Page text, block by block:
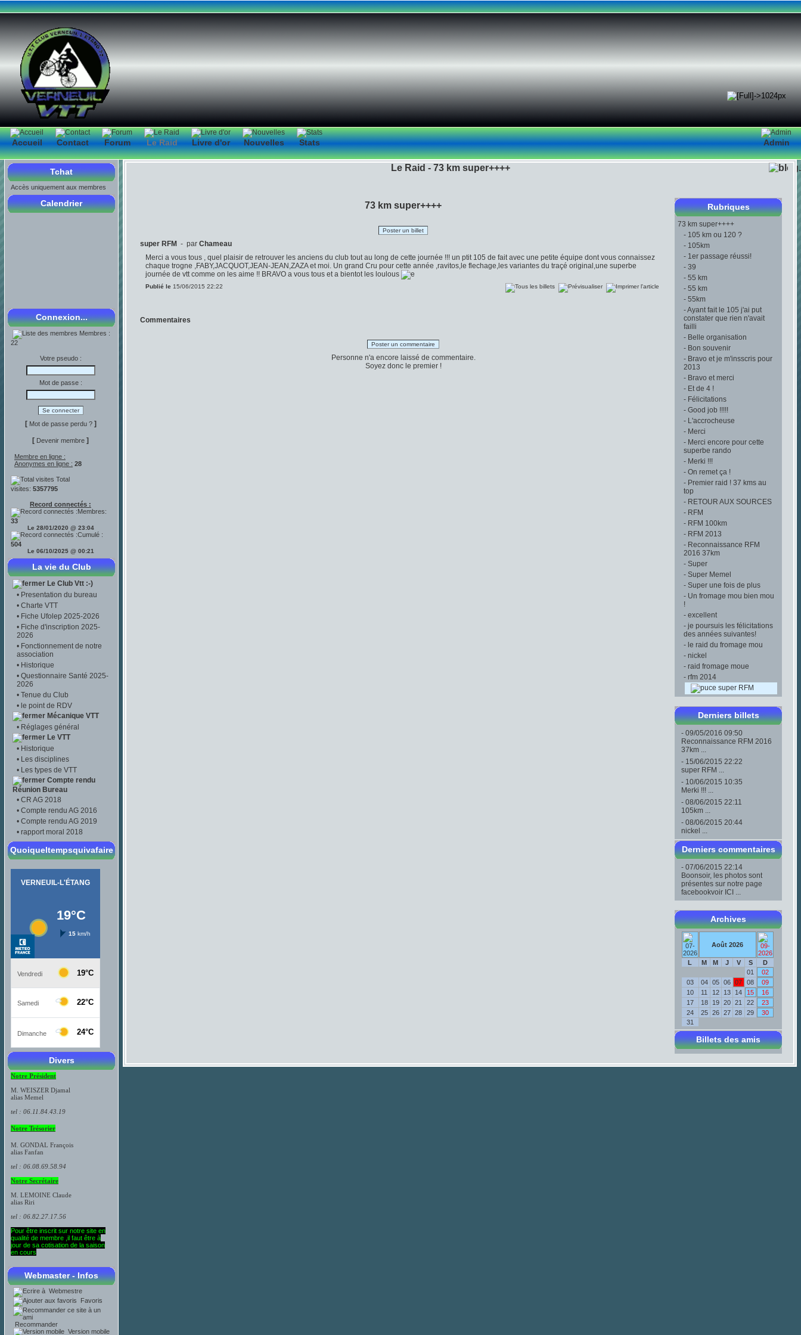
Admin
Accueil Contact Forum Le Raid Livre d'or Nouvelles Stats
Tchat
Accès uniquement aux membres
Calendrier
Connexion...
Membres :
22
Votre pseudo :
Mot de passe :
[ Mot de passe perdu ?]
[ Devenir membre ]
Membre en ligne :
Anonymes en ligne : 28
Total
visites: 5357795
Record connectés :
Membres:
33
Le 28/01/2020 @ 23:04
Cumulé :
504
Le 06/10/2025 @ 00:21
La vie du Club
Le Club Vtt :-)
• Presentation du bureau
• Charte VTT
• Fiche Ufolep 2025-2026
• Fiche d'inscription 2025-
2026
• Fonctionnement de notre
association
• Historique
• Questionnaire Santé 2025-
2026
• Tenue du Club
• le point de RDV
Mécanique VTT
• Réglages général
Le VTT
• Historique
• Les disciplines
• Les types de VTT
Compte rendu
Réunion Bureau
• CR AG 2018
• Compte rendu AG 2016
• Compte rendu AG 2019
• rapport moral 2018
Quoiqueltempsquivafaire
Divers
Notre Président
M. WEISZER Djamal
alias Memel
tel : 06.11.84.43.19
Notre Trésorier
M. GONDAL François
​alias Fanfan
tel : 06.08.69.58.94
Notre Secrétaire
M. LEMOINE Claude
alias Riri
tel : 06.82.27.17.56
Pour être inscrit sur notre site en
qualité de membre ,il faut être à
jour de sa cotisation de la saison
en cours
Webmaster - Infos
Webmestre
Favoris
Recommander
Version mobile
Le Raid - 73 km super++++
73 km super++++
Poster un billet
super RFM - par Chameau
Merci a vous tous , quel plaisir de retrouver les anciens du club tout au long de cette journée !!! un ptit 105 de fait avec une petite équipe dont vous connaissez
chaque trogne ,FABY,JACQUOT,JEAN-JEAN,ZAZA et moi. Un grand Cru pour cette année ,ravitos,le flechage,les variantes du traçé original,une superbe
journée de vtt comme on les aime !! BRAVO a vous tous et a bientot les loulous
Publié le 15/06/2015 22:22
Commentaires
Poster un commentaire
Personne n'a encore laissé de commentaire.
Soyez donc le premier !
Rubriques
73 km super++++
- 105 km ou 120 ?
- 105km
- 1er passage réussi!
- 39
- 55 km
- 55 km
- 55km
-Ayant fait le 105 j'ai put
constater que rien n'avait
failli
- Belle organisation
- Bon souvenir
- Bravo et je m'insscris pour
2013
- Bravo et merci
- Et de 4 !
- Félicitations
- Good job !!!!!
- L'accrocheuse
- Merci
- Merci encore pour cette
superbe rando
- Merki !!!
- On remet ça !
- Premier raid ! 37 kms au
top
- RETOUR AUX SOURCES
- RFM
- RFM 100km
- RFM 2013
- Reconnaissance RFM
2016 37km
- Super
- Super Memel
- Super une fois de plus
- Un fromage mou bien mou
!
- excellent
- je poursuis les félicitations
des années suivantes!
- le raid du fromage mou
- nickel
- raid fromage moue
- rfm 2014
super RFM
Derniers billets
- 09/05/2016 09:50
Reconnaissance RFM 2016
37km ...
- 15/06/2015 22:22
super RFM ...
- 10/06/2015 10:35
Merki !!! ...
- 08/06/2015 22:11
105km ...
- 08/06/2015 20:44
nickel ...
Derniers commentaires
- 07/06/2015 22:14
Boonsoir, les photos sont
présentes sur notre page
facebookvoir ICI ...
Archives
Août 2026
L M M J V S
D
01
02
03
04 05 06 07 08
09
10
11 12 13 14 15
16
17
18 19 20 21 22
23
24
25 26 27 28 29
30
31
Billets des amis